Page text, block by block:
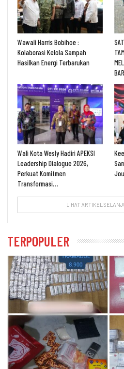
Wawali Harris Bobihoe :
Kolaborasi Kelola Sampah
Hasilkan Energi Terbarukan
Wali Kota Wesly Hadiri APEKSI
Leadership Dialogue 2026,
Perkuat Komitmen
Transformasi…
LIHAT ARTIKEL
TERPOPULER